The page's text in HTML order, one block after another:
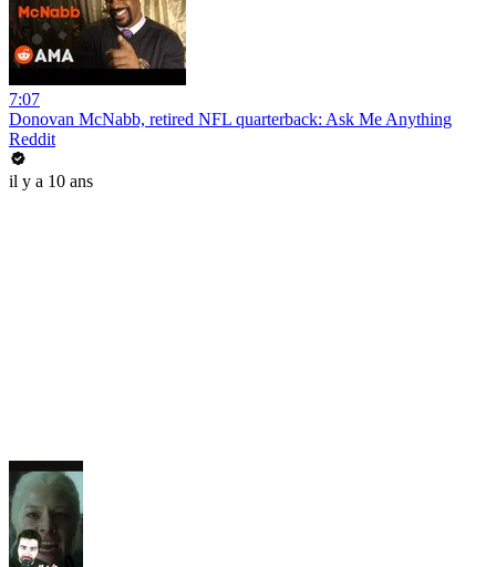
7:07
Donovan McNabb, retired NFL quarterback: Ask Me Anything
Reddit
il y a 10 ans